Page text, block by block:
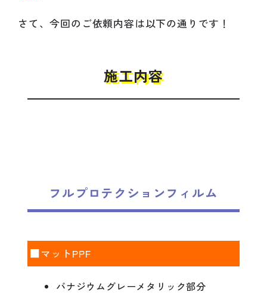
さて、今回のご依頼内容は以下の通りです！
施工内容
フルプロテクションフィルム
■マットPPF
バナジウムグレーメタリック部分